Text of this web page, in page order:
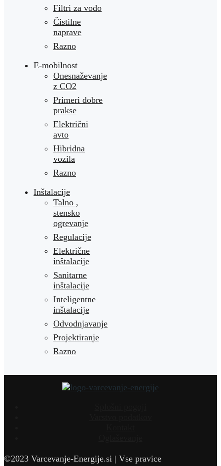
Filtri za vodo
Čistilne
naprave
Razno
E-mobilnost
Onesnaževanje
z CO2
Primeri dobre
prakse
Električni
avto
Hibridna
vozila
Razno
Inštalacije
Talno ,
stensko
ogrevanje
Regulacije
Električne
inštalacije
Sanitarne
inštalacije
Inteligentne
inštalacije
Odvodnjavanje
Projektiranje
Razno
©2023 Varcevanje-Energije.si | Vse pravice